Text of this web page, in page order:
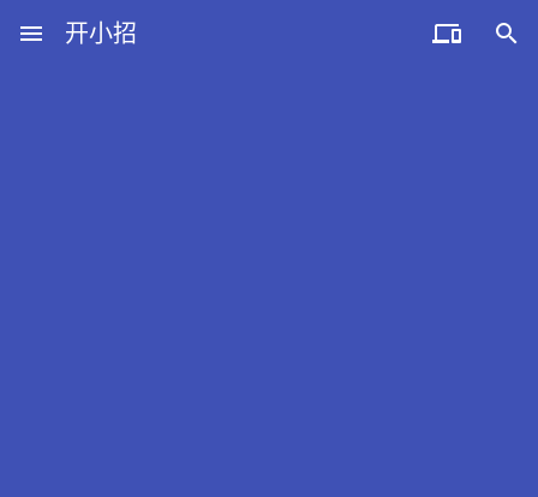
menu 开小招  